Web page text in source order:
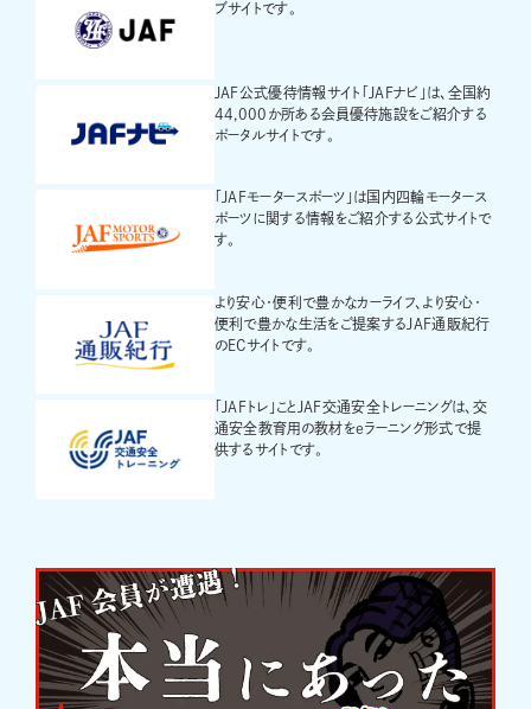
ブサイトです。
JAF公式優待情報サイト「JAFナビ」は、全国約
44,000か所ある会員優待施設をご紹介する
ポータルサイトです。
「JAFモータースポーツ」は国内四輪モータース
ポーツに関する情報をご紹介する公式サイトで
す。
より安心・便利で豊かなカーライフ、より安心・
便利で豊かな生活をご提案するJAF通販紀行
のECサイトです。
「JAFトレ」ことJAF交通安全トレーニングは、交
通安全教育用の教材をeラーニング形式で提
供するサイトです。